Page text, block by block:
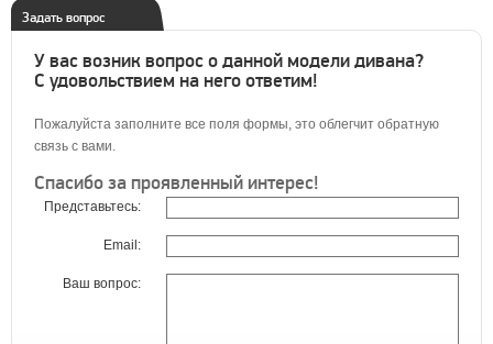
Задать вопрос
У вас возник вопрос о данной модели дивана?
С удовольствием на него ответим!
Пожалуйста заполните все поля формы, это облегчит обратную
связь с вами.
Спасибо за проявленный интерес!
Представьтесь:
Email:
Ваш вопрос: